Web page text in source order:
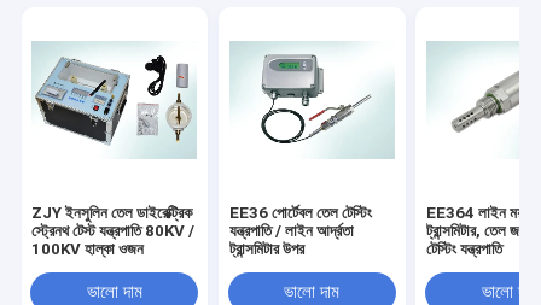
ZJY ইনসুলিন তেল ডাইরেক্ট্রিক
স্ট্রেনথ টেস্ট যন্ত্রপাতি 80KV /
100KV হাল্কা ওজন
ভালো দাম
EE36 পোর্টেবল তেল টেস্টিং
যন্ত্রপাতি / লাইন আর্দ্রতা
ট্রান্সমিটার উপর
ভালো দাম
EE364 লাইন ময়লা
ট্রান্সমিটার, তেল জল
টেস্টিং যন্ত্রপাতি
ভালো দাম